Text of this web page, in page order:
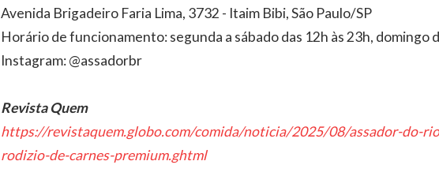
Avenida Brigadeiro Faria Lima, 3732 - Itaim Bibi, São Paulo/SP
Horário de funcionamento: segunda a sábado das 12h às 23h, domingo
Instagram: @assadorbr
Revista Quem
https://revistaquem.globo.com/comida/noticia/2025/08/assador-do-
rodizio-de-carnes-premium.ghtml